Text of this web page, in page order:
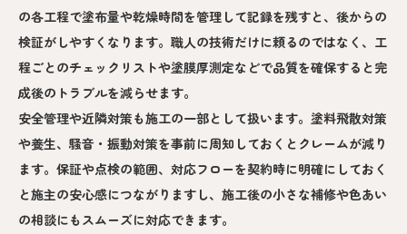
の各工程で塗布量や乾燥時間を管理して記録を残すと、後からの
検証がしやすくなります。職人の技術だけに頼るのではなく、工
程ごとのチェックリストや塗膜厚測定などで品質を確保すると完
成後のトラブルを減らせます。
安全管理や近隣対策も施工の一部として扱います。塗料飛散対策
や養生、騒音・振動対策を事前に周知しておくとクレームが減り
ます。保証や点検の範囲、対応フローを契約時に明確にしておく
と施主の安心感につながりますし、施工後の小さな補修や色あい
の相談にもスムーズに対応できます。